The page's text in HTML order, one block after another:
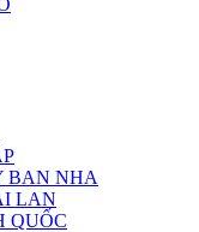
BAN NHA
LAN
QUỐC